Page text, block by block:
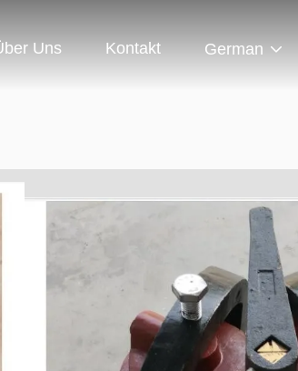
Uns Kontakt German